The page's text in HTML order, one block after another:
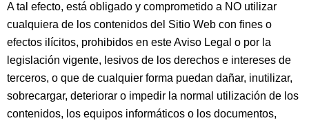
A tal efecto, está obligado y comprometido a NO utilizar
cualquiera de los contenidos del Sitio Web con fines o
efectos ilícitos, prohibidos en este Aviso Legal o por la
legislación vigente, lesivos de los derechos e intereses de
terceros, o que de cualquier forma puedan dañar, inutilizar,
sobrecargar, deteriorar o impedir la normal utilización de los
contenidos, los equipos informáticos o los documentos,